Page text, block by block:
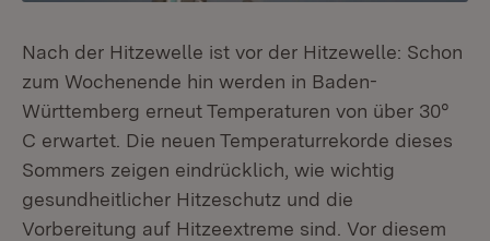
Nach der Hitzewelle ist vor der Hitzewelle: Schon
zum Wochenende hin werden in Baden-
Württemberg erneut Temperaturen von über 30°
C erwartet. Die neuen Temperaturrekorde dieses
Sommers zeigen eindrücklich, wie wichtig
gesundheitlicher Hitzeschutz und die
Vorbereitung auf Hitzeextreme sind. Vor diesem